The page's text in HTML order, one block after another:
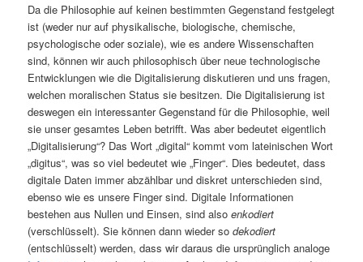
Da die Philosophie auf keinen bestimmten Gegenstand festgelegt
ist (weder nur auf physikalische, biologische, chemische,
psychologische oder soziale), wie es andere Wissenschaften
sind, können wir auch philosophisch über neue technologische
Entwicklungen wie die Digitalisierung diskutieren und uns fragen,
welchen moralischen Status sie besitzen. Die Digitalisierung ist
deswegen ein interessanter Gegenstand für die Philosophie, weil
sie unser gesamtes Leben betrifft. Was aber bedeutet eigentlich
„Digitalisierung“? Das Wort „digital“ kommt vom lateinischen Wort
„digitus“, was so viel bedeutet wie „Finger“. Dies bedeutet, dass
digitale Daten immer abzählbar und diskret unterschieden sind,
ebenso wie es unsere Finger sind. Digitale Informationen
bestehen aus Nullen und Einsen, sind alsoenkodiert
(verschlüsselt). Sie können dann wieder sodekodiert
(entschlüsselt) werden, dass wir daraus die ursprünglich analoge